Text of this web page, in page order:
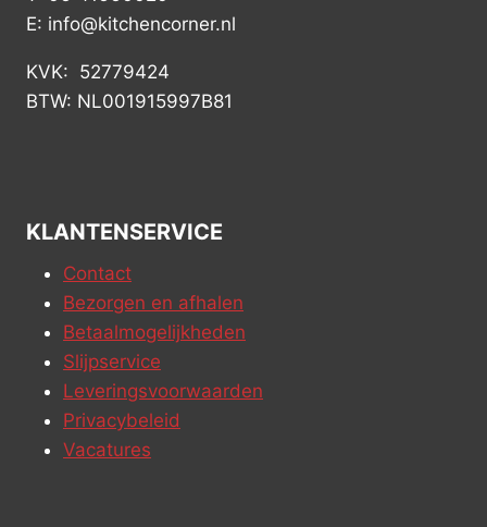
E: info@kitchencorner.nl
KVK: 52779424
BTW: NL001915997B81
KLANTENSERVICE
Contact
Bezorgen en afhalen
Betaalmogelijkheden
Slijpservice
Leveringsvoorwaarden
Privacybeleid
Vacatures